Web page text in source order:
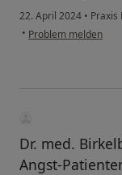
22. April 2024 • Praxis
• Problem melden
Dr. med.
Angst-